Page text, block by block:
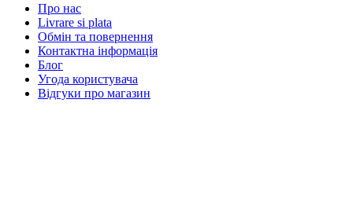
Про нас
Livrare si plata
Обмін та повернення
Контактна інформація
Блог
Угода користувача
Відгуки про магазин